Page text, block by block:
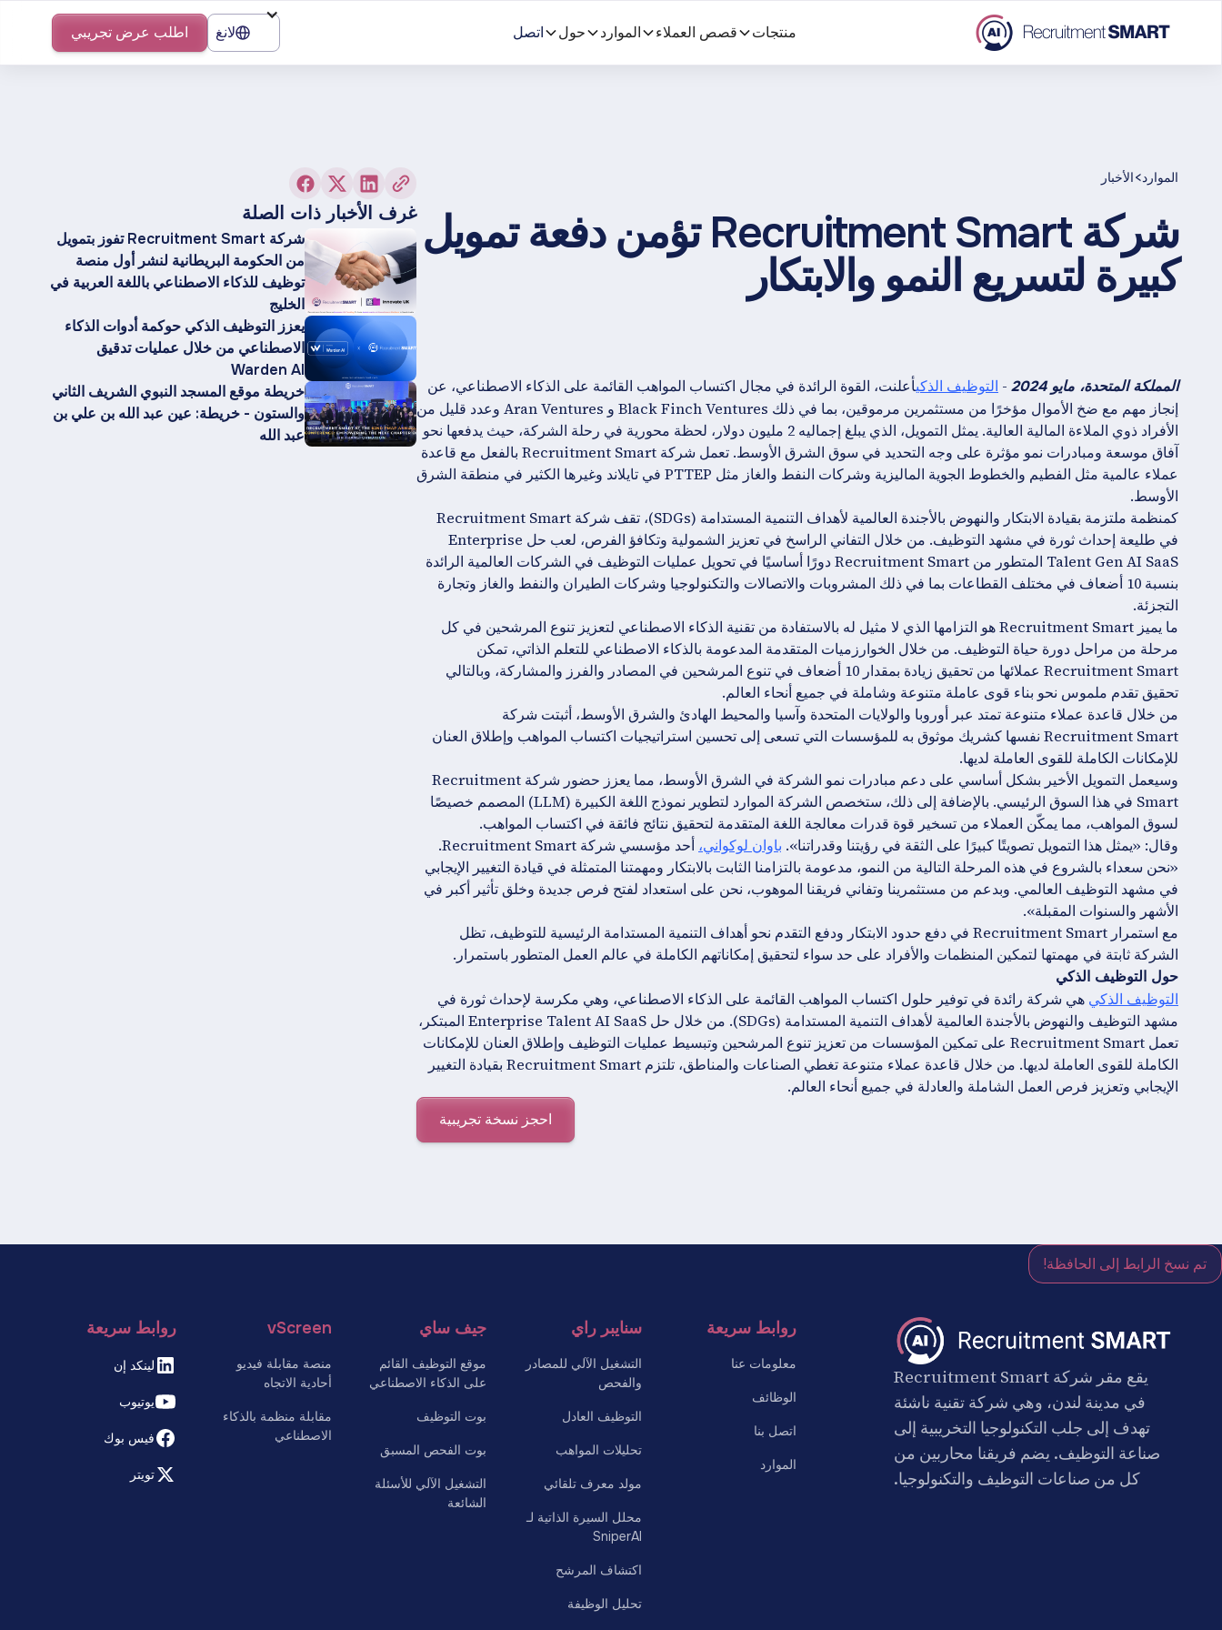
منتجات قصص العملاء الموارد حول اتصل لانغ اطلب عرض تجريبي
الموارد>الأخبار
شركة Recruitment Smart تؤمن دفعة تمويل
كبيرة لتسريع النمو والابتكار
المملكة المتحدة، مايو 2024 - التوظيف الذكيأعلنت، القوة الرائدة في مجال اكتساب المواهب القائمة على الذكاء الاصطناعي، عن
إنجاز مهم مع ضخ الأموال مؤخرًا من مستثمرين مرموقين، بما في ذلك Black Finch Ventures و Aran Ventures وعدد قليل من
الأفراد ذوي الملاءة المالية العالية. يمثل التمويل، الذي يبلغ إجماليه 2 مليون دولار، لحظة محورية في رحلة الشركة، حيث يدفعها نحو
آفاق موسعة ومبادرات نمو مؤثرة على وجه التحديد في سوق الشرق الأوسط. تعمل شركة Recruitment Smart بالفعل مع قاعدة
عملاء عالمية مثل الفطيم والخطوط الجوية الماليزية وشركات النفط والغاز مثل PTTEP في تايلاند وغيرها الكثير في منطقة الشرق
الأوسط.
كمنظمة ملتزمة بقيادة الابتكار والنهوض بالأجندة العالمية لأهداف التنمية المستدامة (SDGs)، تقف شركة Recruitment Smart
في طليعة إحداث ثورة في مشهد التوظيف. من خلال التفاني الراسخ في تعزيز الشمولية وتكافؤ الفرص، لعب حل Enterprise
Talent Gen AI SaaS المتطور من Recruitment Smart دورًا أساسيًا في تحويل عمليات التوظيف في الشركات العالمية الرائدة
بنسبة 10 أضعاف في مختلف القطاعات بما في ذلك المشروبات والاتصالات والتكنولوجيا وشركات الطيران والنفط والغاز وتجارة
التجزئة.
ما يميز Recruitment Smart هو التزامها الذي لا مثيل له بالاستفادة من تقنية الذكاء الاصطناعي لتعزيز تنوع المرشحين في كل
مرحلة من مراحل دورة حياة التوظيف. من خلال الخوارزميات المتقدمة المدعومة بالذكاء الاصطناعي للتعلم الذاتي، تمكن
Recruitment Smart عملائها من تحقيق زيادة بمقدار 10 أضعاف في تنوع المرشحين في المصادر والفرز والمشاركة، وبالتالي
تحقيق تقدم ملموس نحو بناء قوى عاملة متنوعة وشاملة في جميع أنحاء العالم.
من خلال قاعدة عملاء متنوعة تمتد عبر أوروبا والولايات المتحدة وآسيا والمحيط الهادئ والشرق الأوسط، أثبتت شركة
Recruitment Smart نفسها كشريك موثوق به للمؤسسات التي تسعى إلى تحسين استراتيجيات اكتساب المواهب وإطلاق العنان
للإمكانات الكاملة للقوى العاملة لديها.
وسيعمل التمويل الأخير بشكل أساسي على دعم مبادرات نمو الشركة في الشرق الأوسط، مما يعزز حضور شركة Recruitment
Smart في هذا السوق الرئيسي. بالإضافة إلى ذلك، ستخصص الشركة الموارد لتطوير نموذج اللغة الكبيرة (LLM) المصمم خصيصًا
لسوق المواهب، مما يمكّن العملاء من تسخير قوة قدرات معالجة اللغة المتقدمة لتحقيق نتائج فائقة في اكتساب المواهب.
وقال: «يمثل هذا التمويل تصويتًا كبيرًا على الثقة في رؤيتنا وقدراتنا». باوان لوكواني،
أحد مؤسسي شركة Recruitment Smart.
«نحن سعداء بالشروع في هذه المرحلة التالية من النمو، مدعومة بالتزامنا الثابت بالابتكار ومهمتنا المتمثلة في قيادة التغيير الإيجابي
في مشهد التوظيف العالمي. وبدعم من مستثمرينا وتفاني فريقنا الموهوب، نحن على استعداد لفتح فرص جديدة وخلق تأثير أكبر في
الأشهر والسنوات المقبلة».
مع استمرار Recruitment Smart في دفع حدود الابتكار ودفع التقدم نحو أهداف التنمية المستدامة الرئيسية للتوظيف، تظل
الشركة ثابتة في مهمتها لتمكين المنظمات والأفراد على حد سواء لتحقيق إمكاناتهم الكاملة في عالم العمل المتطور باستمرار.
حول التوظيف الذكي
التوظيف الذكي هي شركة رائدة في توفير حلول اكتساب المواهب القائمة على الذكاء الاصطناعي، وهي مكرسة لإحداث ثورة في
مشهد التوظيف والنهوض بالأجندة العالمية لأهداف التنمية المستدامة (SDGs). من خلال حل Enterprise Talent AI SaaS المبتكر،
تعمل Recruitment Smart على تمكين المؤسسات من تعزيز تنوع المرشحين وتبسيط عمليات التوظيف وإطلاق العنان للإمكانات
الكاملة للقوى العاملة لديها. من خلال قاعدة عملاء متنوعة تغطي الصناعات والمناطق، تلتزم Recruitment Smart بقيادة التغيير
الإيجابي وتعزيز فرص العمل الشاملة والعادلة في جميع أنحاء العالم.
احجز نسخة تجريبية
غرف الأخبار ذات الصلة
شركة Recruitment Smart تفوز بتمويل
من الحكومة البريطانية لنشر أول منصة
توظيف للذكاء الاصطناعي باللغة العربية في
الخليج
يعزز التوظيف الذكي حوكمة أدوات الذكاء
الاصطناعي من خلال عمليات تدقيق
Warden AI
خريطة موقع المسجد النبوي الشريف الثاني
والستون - خريطة: عين عبد الله بن علي بن
عبد الله
تم نسخ الرابط إلى الحافظة!
يقع مقر شركة Recruitment Smart
في مدينة لندن، وهي شركة تقنية ناشئة
تهدف إلى جلب التكنولوجيا التخريبية إلى
صناعة التوظيف. يضم فريقنا محاربين من
كل من صناعات التوظيف والتكنولوجيا.
روابط سريعة
معلومات عنا
الوظائف
اتصل بنا
الموارد
سنايبر راي
التشغيل الآلي للمصادر
والفحص
التوظيف العادل
تحليلات المواهب
مولد معرف تلقائي
محلل السيرة الذاتية لـ
SniperAI
اكتشاف المرشح
تحليل الوظيفة
جيف ساي
موقع التوظيف القائم
على الذكاء الاصطناعي
بوت التوظيف
بوت الفحص المسبق
التشغيل الآلي للأسئلة
الشائعة
vScreen
منصة مقابلة فيديو
أحادية الاتجاه
مقابلة منظمة بالذكاء
الاصطناعي
روابط سريعة
لينكد إن
يوتيوب
فيس بوك
تويتر